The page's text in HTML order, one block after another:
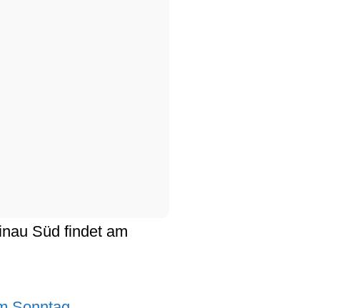
Süd findet am